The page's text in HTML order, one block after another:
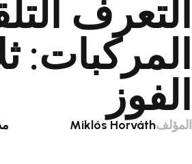
التعرف
المركبات:
الفوز
المؤلفMiklós Horváth